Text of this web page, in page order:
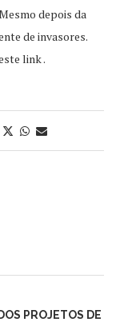
depois da
de invasores.
link .
PROJETOS DE